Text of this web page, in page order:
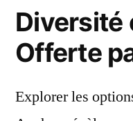
Diversité
Offerte
Explorer les